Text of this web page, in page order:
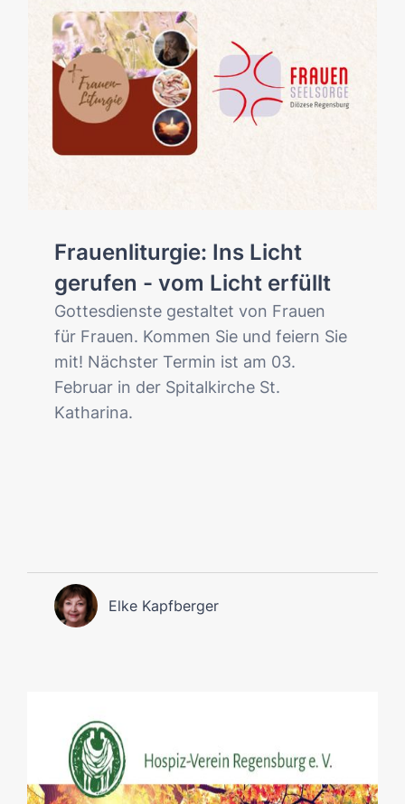
Frauenliturgie: Ins Licht
gerufen - vom Licht erfüllt
Gottesdienste gestaltet von Frauen
für Frauen. Kommen Sie und feiern Sie
mit! Nächster Termin ist am 03.
Februar in der Spitalkirche St.
Katharina.
Elke Kapfberger